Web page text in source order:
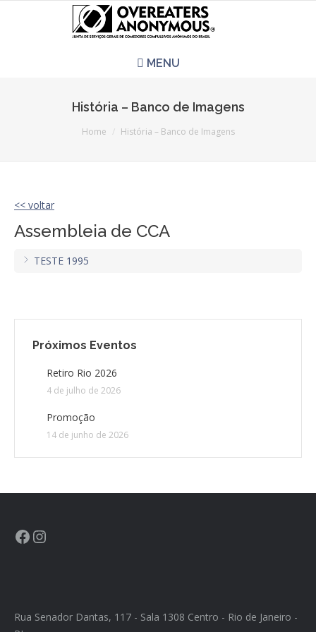
MENU
CCA É PRA VOCÊ?
PERGUNTAS E RESPOSTAS
CONTATO
CONTRIBUIÇÕES
HISTÓRIA DE CCA/BR
História – Banco de Imagens
Home História – Banco de Imagens
<< voltar
Assembleia de CCA
TESTE 1995
Próximos Eventos
Retiro Rio 2026
4 de julho de 2026
Promoção
14 de junho de 2026
Rua Senador Dantas, 117 - Sala 1308 Centro - Rio de Janeiro -